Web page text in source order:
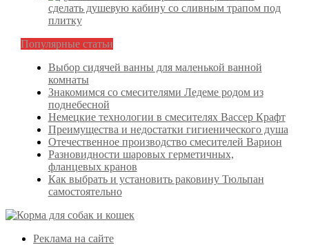
сделать душевую кабину со сливным трапом под
плитку
Популярные статьи
Выбор сидячей ванны для маленькой ванной
комнаты
Знакомимся со смесителями Ледеме родом из
поднебесной
Немецкие технологии в смесителях Вассер Крафт
Преимущества и недостатки гигиенического душа
Отечественное производство смесителей Варион
Разновидности шаровых герметичных,
фланцевых кранов
Как выбрать и установить раковину Тюльпан
самостоятельно
Реклама на сайте